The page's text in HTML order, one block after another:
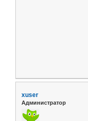
xuser
Администратор